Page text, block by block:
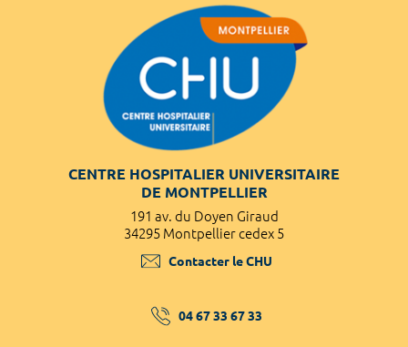
CENTRE HOSPITALIER UNIVERSITAIRE
DE MONTPELLIER
191 av. du Doyen Giraud
34295 Montpellier cedex 5
Contacter le CHU
04 67 33 67 33